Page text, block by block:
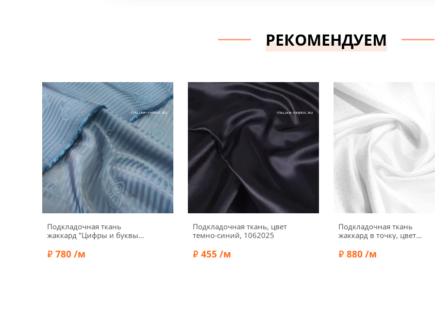
РЕКОМЕНДУЕМ
Подкладочная ткань
жаккард "Цифры и буквы",
780 /м
Подкладочная ткань, цвет
темно-синий, 1062025
455 /м
Подкладочная ткань
жаккард в точку, цвет
880 /м